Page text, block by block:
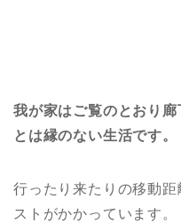
我が家はご覧のとおり
とは縁のない生活です。
行ったり来たりの移動
ストがかかっています。